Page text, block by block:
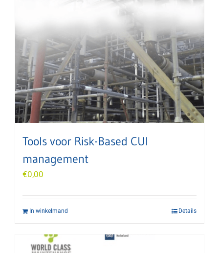
Tools voor Risk-Based CUI
management
€0,00
In winkelmand Details